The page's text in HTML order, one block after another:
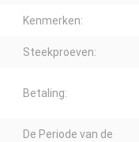
Kenmerken:
Steekproeven:
Betaling:
De Periode van de